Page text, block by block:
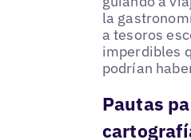
la
a tesoros
imperdibles
podrían
Pautas